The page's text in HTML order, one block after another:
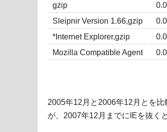
gzip
Sleipnir Version 1.66,gzip
*Internet Explorer,gzip
Mozilla Compatible Agent
2005年12月と2006年12月とを
が、2007年12月までにIEを抜く